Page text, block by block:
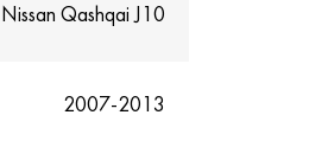
Nissan Qashqai J10
2007-2013